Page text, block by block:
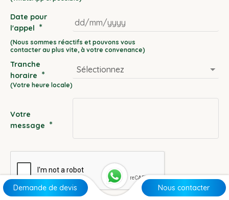
Date pour
l'appel *
DD
slash
MM
slash
Tranche
horaire *
Votre
message *
Demande de devis Nous contacter